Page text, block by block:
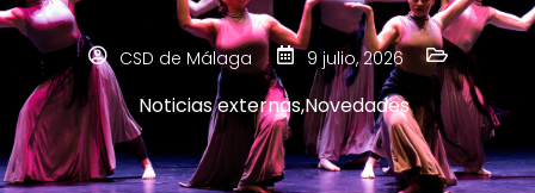
CSD de Málaga 9 julio, 2026
Noticias externas,Novedades